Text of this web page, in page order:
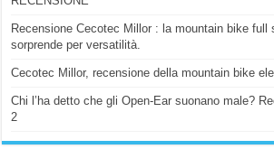
Recensione Cecotec Millor : la mountain bike full
sorprende per versatilità.
Cecotec Millor, recensione della mountain bike
Chi l’ha detto che gli Open-Ear suonano male?
2